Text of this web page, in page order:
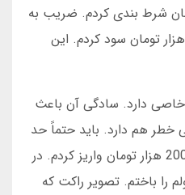
10 هزار تومان شرط بندی کردم. ضریب به
2 رسد من برداشت کردم. 20 هزار تومان سود کردم. این
دارد. سادگی آن باعث
هم دارد. باید حتماً حد
ضرر تعیین کنید. من یک روز 200 هزار تومان واریز کردم. در
باختم. تصویر راکت که